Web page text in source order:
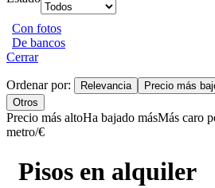
Con fotos
De bancos
Cerrar
Ordenar por: Relevancia Precio más
Otros
Precio más altoHa bajado másMás caro
metro/€
Pisos en alquiler